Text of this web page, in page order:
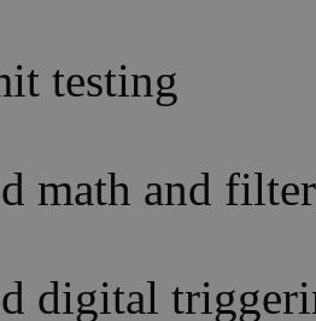
testing
math and
digital